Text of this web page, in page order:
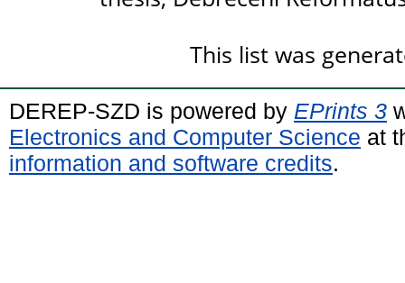
This list was
DEREP-SZD is powered by EPrints 3
Electronics and Computer Science at
information and software credits.